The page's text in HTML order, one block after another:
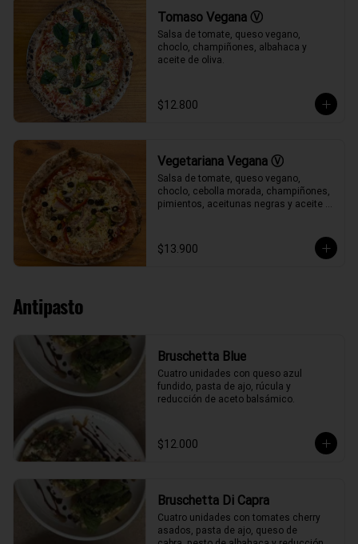
Tomaso Vegana Ⓥ
Salsa de tomate, queso vegano,
choclo, champiñones, albahaca y
aceite de oliva.
$12.800
Vegetariana Vegana Ⓥ
Salsa de tomate, queso vegano,
choclo, cebolla morada, champiñones,
pimientos, aceitunas negras y aceite
$13.900
Antipasto
Bruschetta Blue
Cuatro unidades con queso azul
fundido, pasta de ajo, rúcula y
reducción de aceto balsámico.
$12.000
Bruschetta Di Capra
Cuatro unidades con tomates cherry
asados, pasta de ajo, queso de